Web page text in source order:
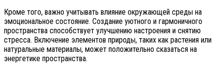
Кроме того, важно учитывать влияние окружающей среды на
эмоциональное состояние. Создание уютного и гармоничного
пространства способствует улучшению настроения и снятию
стресса. Включение элементов природы, таких как растения или
натуральные материалы, может положительно сказаться на
энергетике пространства.